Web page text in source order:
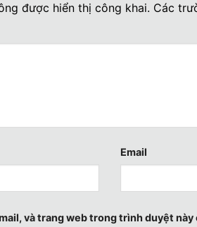
được hiển thị công khai. Các
Email
và trang web trong trình duyệt